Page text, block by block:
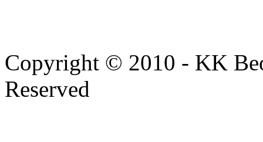
Copyright © 2010 - KK
Reserved